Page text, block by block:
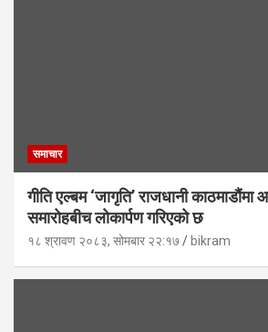
समाचार
गीति एल्बम ‘जागृति’ राजधानी
समारोहबीच लोकार्पण गरिएको छ
१८ श्रावण २०८३, सोमबार २२:१७ bikram